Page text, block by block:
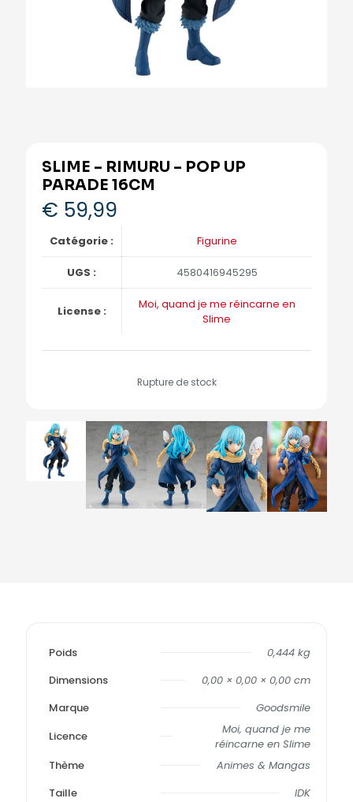
SLIME – RIMURU – POP UP
PARADE 16CM
€ 59,99
Catégorie : Figurine
UGS : 4580416945295
License :
Moi, quand je me réincarne en
Slime
Rupture de stock
Poids
0,444 kg
Dimensions
0,00 × 0,00 × 0,00 cm
Marque
Goodsmile
Licence
Moi, quand je me
réincarne en Slime
Thème
Animes & Mangas
Taille
IDK